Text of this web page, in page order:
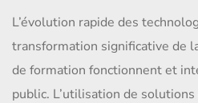
L’évolution rapide des
transformation significative de
de formation fonctionnent et
public. L’utilisation de